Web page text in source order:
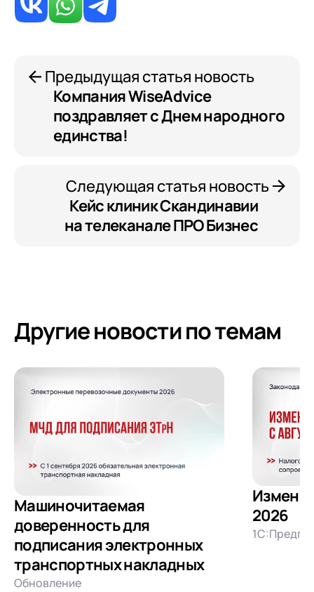
Предыдущая статья новость
Компания WiseAdvice
поздравляет с Днем народного
единства!
Следующая статья новость
Кейс клиник Скандинавии
на телеканале ПРО Бизнес
Другие новости по темам
Машиночитаемая
доверенность для
подписания электронных
транспортных накладных
Обновление
2026
Я даю согласие на обработку
данныхв соответствии с